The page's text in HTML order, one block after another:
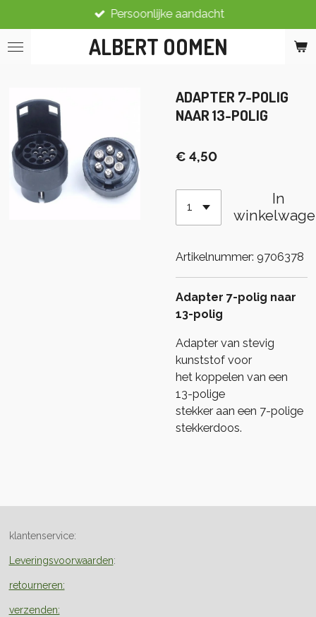
direct
naar
ALBERT OOMEN
Persoonlijke aandacht
ADAPTER 7-POLIG
NAAR 13-POLIG
€ 4,50
In
Artikelnummer: 9706378
Adapter 7-polig naar
13-polig
Adapter van stevig
kunststof voor
het koppelen van een
13-polige
stekker aan een 7-polige
stekkerdoos.
klantenservice:
Leveringsvoorwaarden:
retourneren:
verzenden: